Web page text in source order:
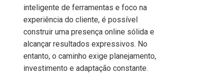
inteligente de ferramentas e foco na
experiência do cliente, é possível
construir uma presença online sólida e
alcançar resultados expressivos. No
entanto, o caminho exige planejamento,
investimento e adaptação constante.